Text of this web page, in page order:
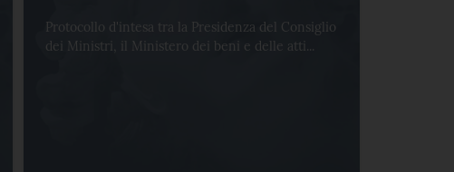
Protocollo d'intesa tra la Presidenza del Consiglio
dei Ministri, il Ministero dei beni e delle atti...